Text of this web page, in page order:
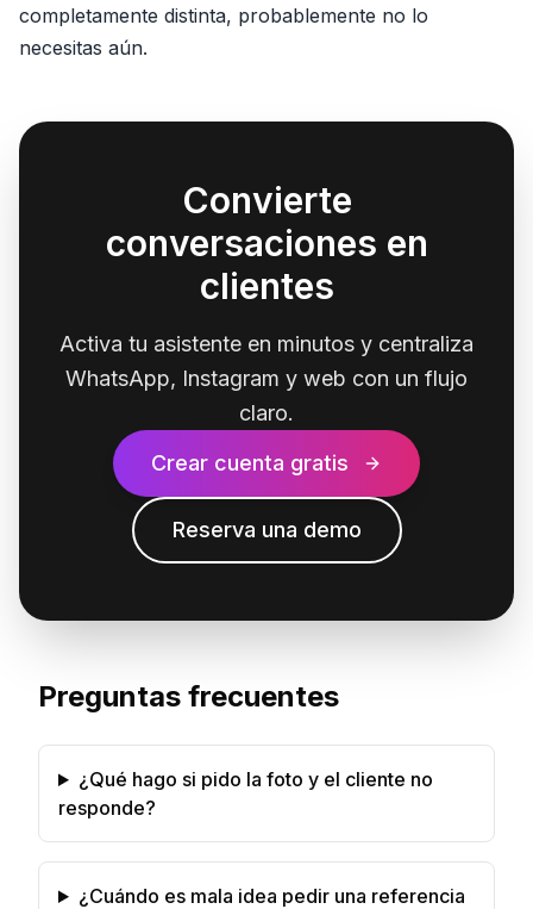
completamente distinta, probablemente no lo
necesitas aún.
Convierte
conversaciones en
clientes
Activa tu asistente en minutos y centraliza
WhatsApp, Instagram y web con un flujo
claro.
Crear cuenta gratis
Reserva una demo
Preguntas frecuentes
¿Qué hago si pido la foto y el cliente no
responde?
¿Cuándo es mala idea pedir una referencia